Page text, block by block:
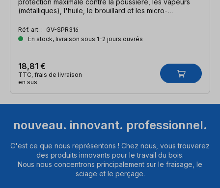
protection maximale contre la poussière, les vapeurs
(métalliques), l'huile, le brouillard et les micro-
Réf. art. : GV-SPR316
En stock, livraison sous 1-2 jours ouvrés
18,81 €
TTC, frais de livraison
en sus
nouveau. innovant. professionnel.
C'est ce que nous représentons ! Chez nous, vous trouverez
des produits innovants pour le travail du bois.
Nous nous concentrons principalement sur le fraisage, le
sciage et le perçage.